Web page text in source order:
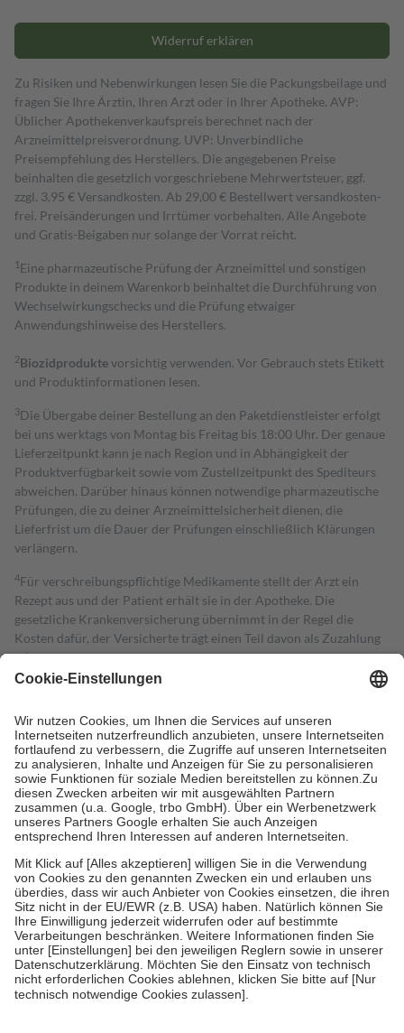
Widerruf erklären
Zu Risiken und Nebenwirkungen lesen Sie die Packungsbeilage und
fragen Sie Ihre Ärztin, Ihren Arzt oder in Ihrer Apotheke. AVP:
Üblicher Apothekenverkaufspreis berechnet nach der
Arzneimittelpreisverordnung. UVP: Unverbindliche
Preisempfehlung des Herstellers. Die angegebenen Preise
beinhalten die gesetzlich vorgeschriebene Mehrwertsteuer, ggf.
zzgl. 3,95 € Versandkosten. Ab 29,00 € Bestell­wert versand­kosten­
frei. Preisänderungen und Irrtümer vorbehalten. Alle Angebote
und Gratis-Beigaben nur solange der Vorrat reicht.
1 Eine pharmazeutische Prüfung der Arzneimittel und sonstigen
Produkte in deinem Warenkorb beinhaltet die Durchführung von
Wechselwirkungschecks und die Prüfung etwaiger
Anwendungshinweise des Herstellers.
2Biozidproduktevorsichtig verwenden. Vor Gebrauch stets Etikett
und Produktinformationen lesen.
3Die Übergabe deiner Bestellung an den Paketdienstleister erfolgt
bei uns werktags von Montag bis Freitag bis 18:00 Uhr. Der genaue
Lieferzeitpunkt kann je nach Region und in Abhängigkeit der
Produktverfügbarkeit sowie vom Zustellzeitpunkt des Spediteurs
abweichen. Darüber hinaus können notwendige pharmazeutische
Prüfungen, die zu deiner Arzneimittelsicherheit dienen, die
Lieferfrist um die Dauer der Prüfungen einschließlich Klärungen
verlängern.
4Für verschreibungspflichtige Medikamente stellt der Arzt ein
Rezept aus und der Patient erhält sie in der Apotheke. Die
gesetzliche Krankenversicherung übernimmt in der Regel die
Kosten dafür, der Versicherte trägt einen Teil davon als Zuzahlung
mit.
Grundsätzlich leisten Mitglieder Zuzahlungen in Höhe von zehn
höchstens zehn Euro.
Es sind jedoch nie mehr als die tatsächlichen
Kosten der Leistung zu entrichten.
Diese Regeln gelten grundsätzlich auch für Online-Apotheken.
Bei Heilmitteln und häuslicher Krankenpflege beträgt die
Zuzahlung zehn Prozent der Kosten sowie zehn Euro je
Verordnung.
Um das Engagement der Versicherten für ihre eigene Gesundheit zu
stärken und die besondere Stellung der Familie zu unterstützen,
fallenkeine Zuzahlungenan bei:
• Kindern und Jugendlichen bis zum vollendeten 18. Lebensjahr
mit Ausnahme der Fahrkosten
• Untersuchungen zur Vorsorge und Früherkennung, die von der
GKV getragen werden
• empfohlenen Schutzimpfungen
• Harn- und Blutteststreifen